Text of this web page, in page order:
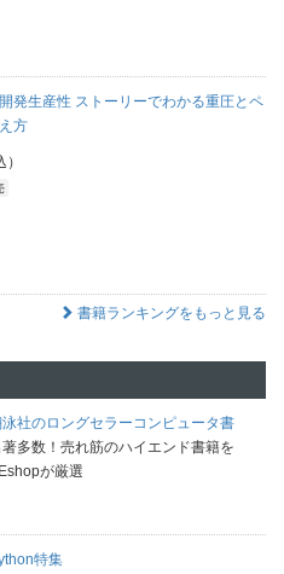
発生産性 ストーリーでわかる重圧とペ
方
書籍ランキングをもっと見る
泳社のロングセラーコンピュータ書
多数！売れ筋のハイエンド書籍を
が厳選
特集